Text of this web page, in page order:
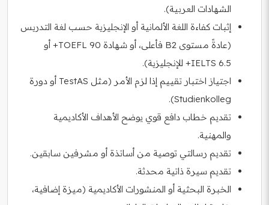
الشهادات العربية).
إثبات كفاءة اللغة الألمانية أو الإنجليزية حسب لغة التدريس
(عادةً مستوى B2 فأعلى، أو شهادة TOEFL 90+ أو
IELTS 6.5+ للإنجليزية).
اجتياز اختبار تقييم إذا لزم الأمر (مثل TestAS أو دورة
Studienkolleg).
تقديم خطاب دافع قوي يوضح الأهداف الأكاديمية
والمهنية.
تقديم رسالتي توصية من أساتذة أو مشرفين سابقين.
تقديم سيرة ذاتية محدثة.
الخبرة البحثية أو المنشورات الأكاديمية (ميزة إضافية،